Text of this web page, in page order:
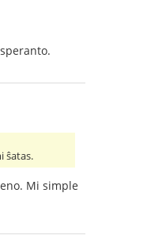
ŝatas.
Mi simple